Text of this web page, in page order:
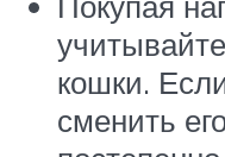
кошки.
сменить